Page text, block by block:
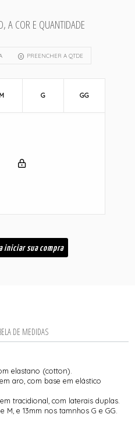
A COR E QUANTIDADE
PREENCHER A QTDE
M G GG
iniciar sua compra
DE MEDIDAS
elastano (cotton).
aro, com base em elástico
tracidional, com laterais duplas.
M, e 13mm nos tamnhos G e GG.